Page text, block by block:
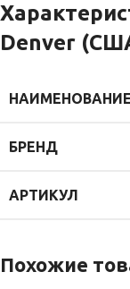
Denver
БРЕНД
АРТИКУЛ
Похожие